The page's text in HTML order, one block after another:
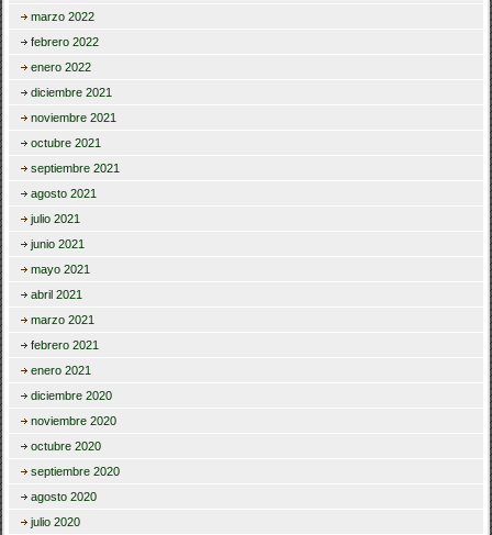
marzo 2022
febrero 2022
enero 2022
diciembre 2021
noviembre 2021
octubre 2021
septiembre 2021
agosto 2021
julio 2021
junio 2021
mayo 2021
abril 2021
marzo 2021
febrero 2021
enero 2021
diciembre 2020
noviembre 2020
octubre 2020
septiembre 2020
agosto 2020
julio 2020